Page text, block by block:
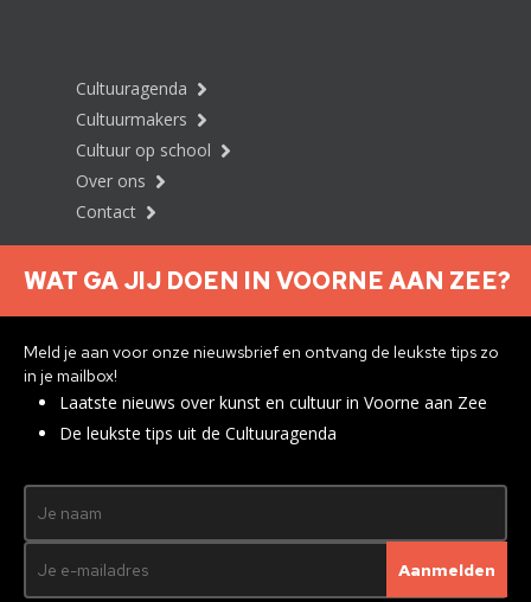
Cultuuragenda
Cultuurmakers
Cultuur op school
Over ons
Contact
Nieuwsbrief aanmelden
Privacyverklaring
WAT GA JIJ DOEN IN VOORNE AAN ZEE?
Meld je aan voor onze nieuwsbrief en ontvang de leukste tips zo
in je mailbox!
Laatste nieuws over kunst en cultuur in Voorne aan Zee
De leukste tips uit de Cultuuragenda